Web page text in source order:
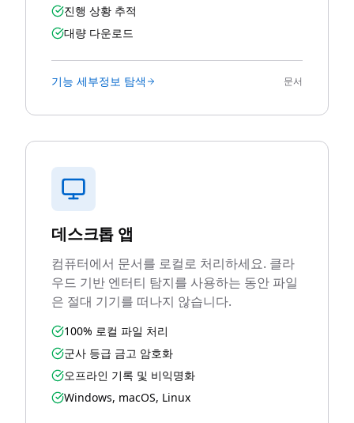
진행 상황 추적
대량 다운로드
기능 세부정보 탐색 문서
데스크톱 앱
컴퓨터에서 문서를 로컬로 처리하세요. 클라
우드 기반 엔터티 탐지를 사용하는 동안 파일
은 절대 기기를 떠나지 않습니다.
100% 로컬 파일 처리
군사 등급 금고 암호화
오프라인 기록 및 비익명화
Windows, macOS, Linux